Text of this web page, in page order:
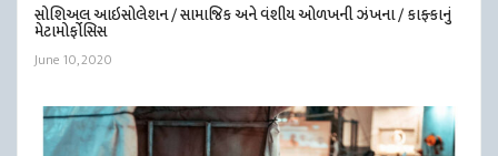
સોશિઅલ આઇસોલેશન / સામાજિક અને વંશીય ઓળખની ઝંખના / કાફ્કાનું
મેટામોર્ફોસિસ
June 10, 2020